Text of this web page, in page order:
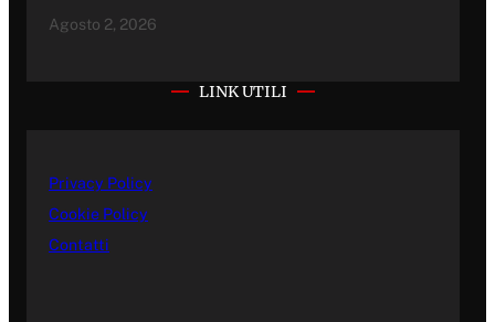
Agosto 2, 2026
LINK UTILI
Privacy Policy
Cookie Policy
Contatti